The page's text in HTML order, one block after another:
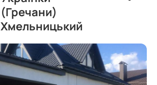
(Гречани)
Хмельницький